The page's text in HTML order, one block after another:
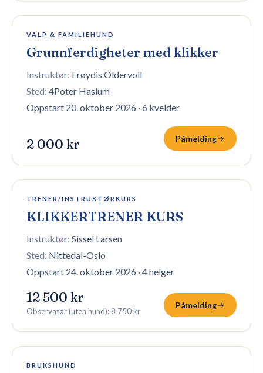
4 plasser igjen
VALP & FAMILIEHUND
Grunnferdigheter med klikker
Instruktør: Frøydis Oldervoll
Sted: 4Poter Haslum
Oppstart 20. oktober 2026 ·6 kvelder
2 000 kr Påmelding
Fullt — venteliste
TRENER/INSTRUKTØRKURS
KLIKKERTRENER KURS
Instruktør: Sissel Larsen
Sted: Nittedal-Oslo
Oppstart 24. oktober 2026 ·4 helger
12 500 kr
Observatør (uten hund): 8 750 kr
Påmelding
Fullt — venteliste
BRUKSHUND